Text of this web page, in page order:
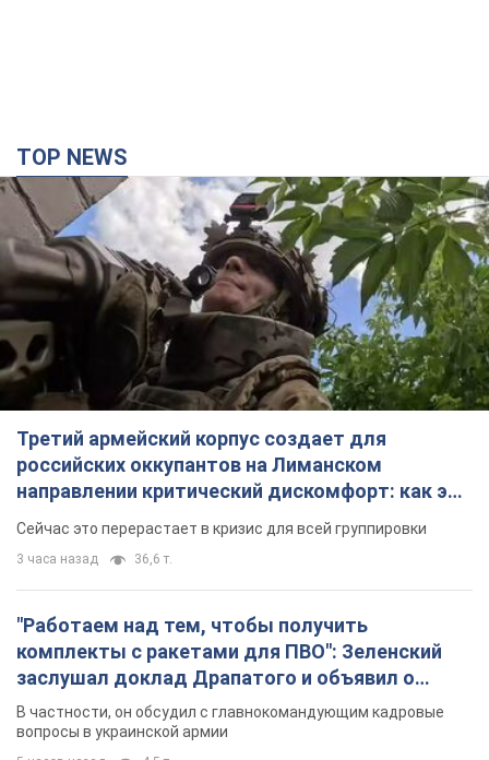
удалось
Сейчас это перерастает в кризис для всей группировки
3 часа назад
"Работаем над тем, чтобы получить
комплекты с ракетами для ПВО": Зеленский
заслушал доклад Драпатого и объявил о
новых мерах
В частности, он обсудил с главнокомандующим кадровые
вопросы в украинской армии
5 часов назад 4,5 т.
В оккупированной Ялте прогремели мощные
взрывы: поднимается черный дым. Фото и
видео
Город, вероятно, подвергся атаке дронов